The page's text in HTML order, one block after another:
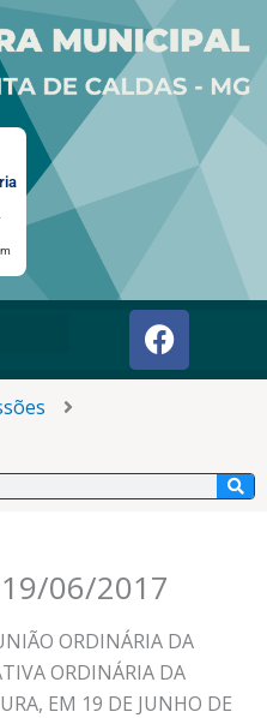
F
a
c
o
o
06/2017
ORDINÁRIA DA
ORDINÁRIA DA
EM 19 DE JUNHO DE